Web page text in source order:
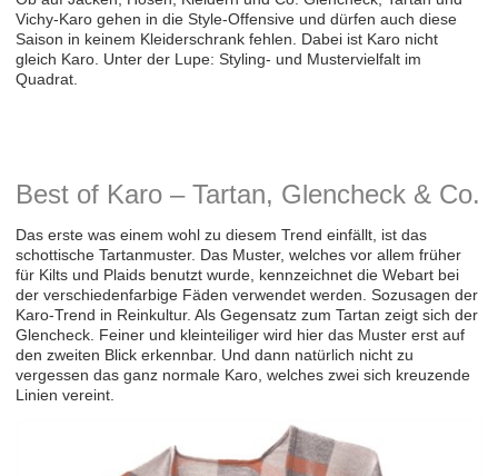
Vichy-Karo gehen in die Style-Offensive und dürfen auch diese
Saison in keinem Kleiderschrank fehlen. Dabei ist Karo nicht
gleich Karo. Unter der Lupe: Styling- und Mustervielfalt im
Quadrat.
Best of Karo – Tartan, Glencheck & Co.
Das erste was einem wohl zu diesem Trend einfällt, ist das
schottische Tartanmuster. Das Muster, welches vor allem früher
für Kilts und Plaids benutzt wurde, kennzeichnet die Webart bei
der verschiedenfarbige Fäden verwendet werden. Sozusagen der
Karo-Trend in Reinkultur. Als Gegensatz zum Tartan zeigt sich der
Glencheck. Feiner und kleinteiliger wird hier das Muster erst auf
den zweiten Blick erkennbar. Und dann natürlich nicht zu
vergessen das ganz normale Karo, welches zwei sich kreuzende
Linien vereint.